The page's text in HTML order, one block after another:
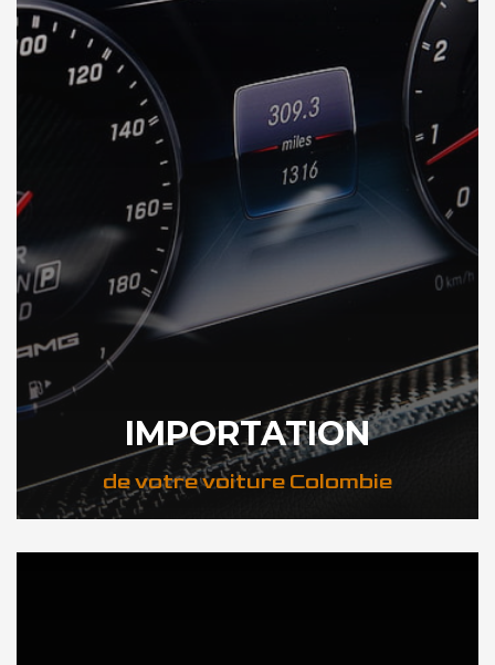
IMPORTATION
de votre voiture Colombie